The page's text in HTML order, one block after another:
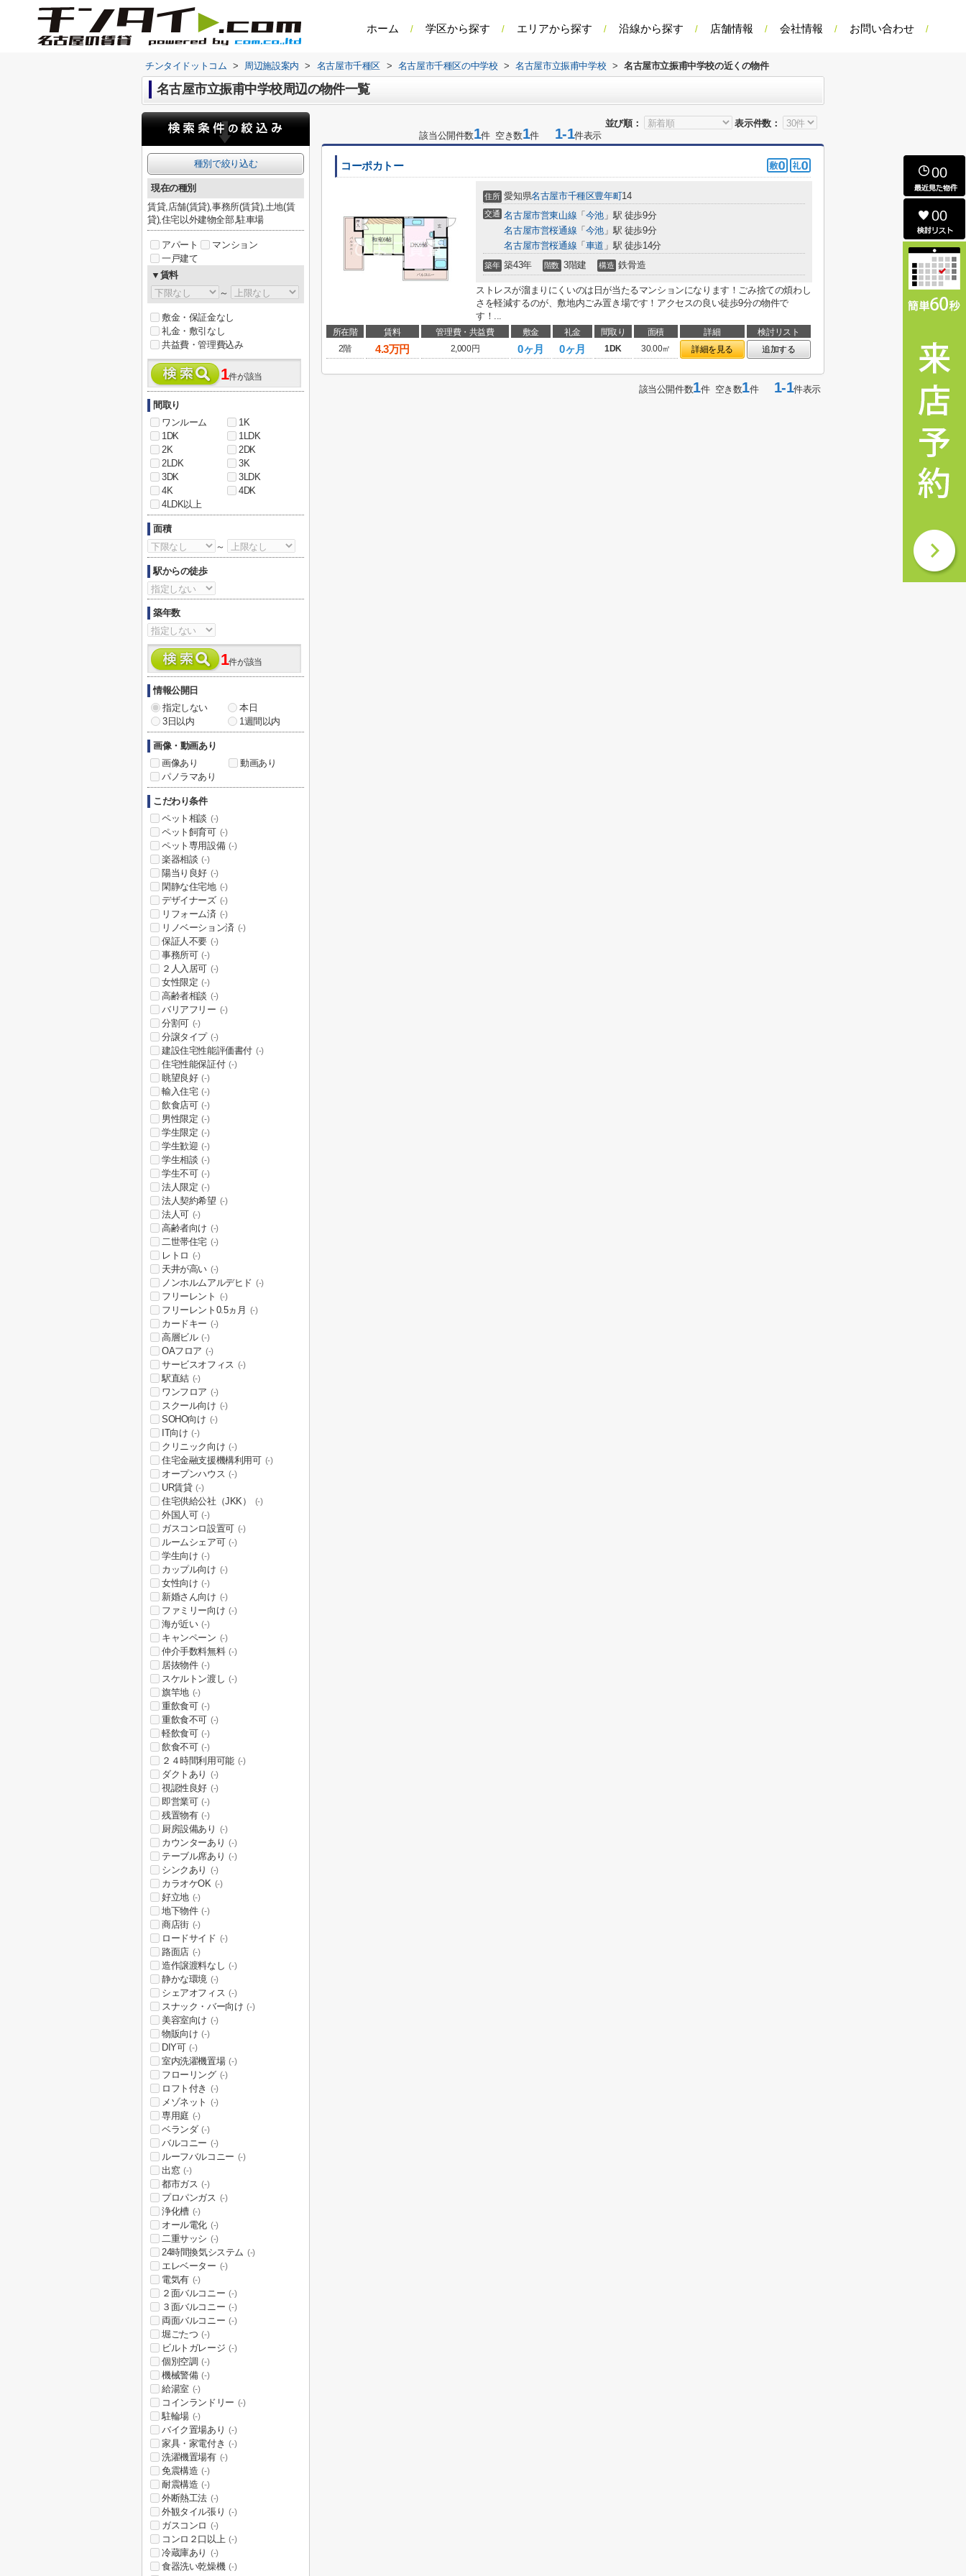
ホーム 学区から探す エリアから探す 沿線から探す 店舗情報 会社情報 お問い合わせ
チンタイドットコム > 周辺施設案内 > 名古屋市千種区 > 名古屋市千種区の中学校 > 名古屋市立振甫中学校 > 名古屋市立振甫中学校の近くの物件
名古屋市立振甫中学校周辺の物件一覧
並び順：
表示件数：
該当公開件数1件 空き数1件 1-1件表示
コーポカトー
住所 愛知県名古屋市千種区豊年町14
交通 名古屋市営東山線 「 今池 」駅 徒歩9分
名古屋市営桜通線 「 今池 」駅 徒歩9分
名古屋市営桜通線 「 車道 」駅 徒歩14分
築年 築43年 階数 3階建 構造 鉄骨造
ストレスが溜まりにくいのは日が当たるマンションになります！ごみ捨ての煩わし
さを軽減するのが、敷地内ごみ置き場です！アクセスの良い徒歩9分の物件で
す！...
所在階 賃料 管理費・共益費 敷金 礼金 間取り 面積 詳細
検討リスト
2階
4.3万円 2,000円 0ヶ月 0ヶ月 1DK 30.00㎡ 詳細を見る 追加する
該当公開件数1件 空き数1件1-1件表示
種別で絞り込む
現在の種別
賃貸,店舗(賃貸),事務所(賃貸),土地(賃
貸),住宅以外建物全部,駐車場
アパート
マンション
一戸建て
▼賃料
～
敷金・保証金なし
礼金・敷引なし
共益費・管理費込み
1件が該当
間取り
ワンルーム
1K
1DK
1LDK
2K
2DK
2LDK
3K
3DK
3LDK
4K
4DK
4LDK以上
面積
～
駅からの徒歩
築年数
1件が該当
情報公開日
指定しない
本日
3日以内
1週間以内
画像・動画あり
画像あり
動画あり
パノラマあり
こだわり条件
ペット相談 (-)
ペット飼育可 (-)
ペット専用設備 (-)
楽器相談 (-)
陽当り良好 (-)
閑静な住宅地 (-)
デザイナーズ (-)
リフォーム済 (-)
リノベーション済 (-)
保証人不要 (-)
事務所可 (-)
２人入居可 (-)
女性限定 (-)
高齢者相談 (-)
バリアフリー (-)
分割可 (-)
分譲タイプ (-)
建設住宅性能評価書付 (-)
住宅性能保証付 (-)
眺望良好 (-)
輸入住宅 (-)
飲食店可 (-)
男性限定 (-)
学生限定 (-)
学生歓迎 (-)
学生相談 (-)
学生不可 (-)
法人限定 (-)
法人契約希望 (-)
法人可 (-)
高齢者向け (-)
二世帯住宅 (-)
レトロ (-)
天井が高い (-)
ノンホルムアルデヒド (-)
フリーレント (-)
フリーレント0.5ヵ月 (-)
カードキー (-)
高層ビル (-)
OAフロア (-)
サービスオフィス (-)
駅直結 (-)
ワンフロア (-)
スクール向け (-)
SOHO向け (-)
IT向け (-)
クリニック向け (-)
住宅金融支援機構利用可 (-)
オープンハウス (-)
UR賃貸 (-)
住宅供給公社（JKK） (-)
外国人可 (-)
ガスコンロ設置可 (-)
ルームシェア可 (-)
学生向け (-)
カップル向け (-)
女性向け (-)
新婚さん向け (-)
ファミリー向け (-)
海が近い (-)
キャンペーン (-)
仲介手数料無料 (-)
居抜物件 (-)
スケルトン渡し (-)
旗竿地 (-)
重飲食可 (-)
重飲食不可 (-)
軽飲食可 (-)
飲食不可 (-)
２４時間利用可能 (-)
ダクトあり (-)
視認性良好 (-)
即営業可 (-)
残置物有 (-)
厨房設備あり (-)
カウンターあり (-)
テーブル席あり (-)
シンクあり (-)
カラオケOK (-)
好立地 (-)
地下物件 (-)
商店街 (-)
ロードサイド (-)
路面店 (-)
造作譲渡料なし (-)
静かな環境 (-)
シェアオフィス (-)
スナック・バー向け (-)
美容室向け (-)
物販向け (-)
DIY可 (-)
室内洗濯機置場 (-)
フローリング (-)
ロフト付き (-)
メゾネット (-)
専用庭 (-)
ベランダ (-)
バルコニー (-)
ルーフバルコニー (-)
出窓 (-)
都市ガス (-)
プロパンガス (-)
浄化槽 (-)
オール電化 (-)
二重サッシ (-)
24時間換気システム (-)
エレベーター (-)
電気有 (-)
２面バルコニー (-)
３面バルコニー (-)
両面バルコニー (-)
堀ごたつ (-)
ビルトガレージ (-)
個別空調 (-)
機械警備 (-)
給湯室 (-)
コインランドリー (-)
駐輪場 (-)
バイク置場あり (-)
家具・家電付き (-)
洗濯機置場有 (-)
免震構造 (-)
耐震構造 (-)
外断熱工法 (-)
外観タイル張り (-)
ガスコンロ (-)
コンロ２口以上 (-)
冷蔵庫あり (-)
食器洗い乾燥機 (-)
00
00